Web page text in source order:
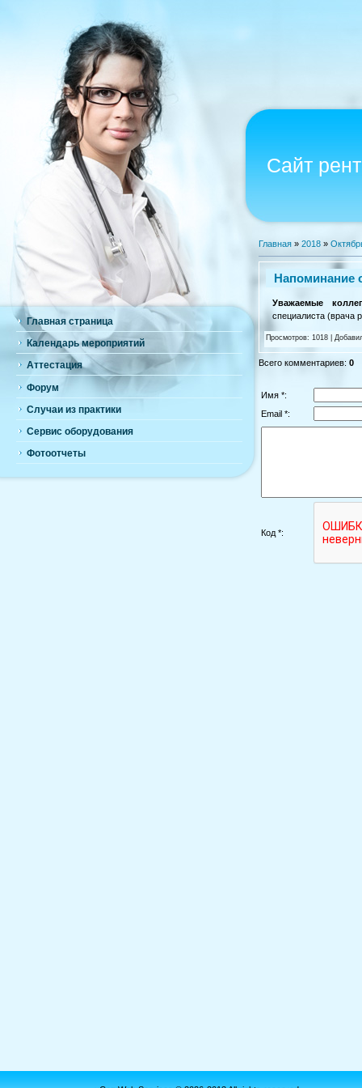
Главная страница
Календарь мероприятий
Аттестация
Форум
Случаи из практики
Сервис оборудования
Фотоотчеты
Сайт
Главная » 2018 »
Напоминание
Уважаемые
специалиста (врача
Просмотров: 1018
Всего комментариев: 0
Имя *:
Email *:
Код *: